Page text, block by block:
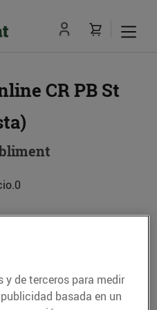
CR PB St
Sant Cugat del Vallès
de terceros para medir
basada en un